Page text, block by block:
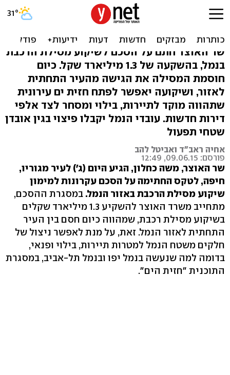
פרויקט חזית הים: עובדי נמל
שר האוצר חתם על הסכם לשיקוע מסילת הרכבת
בנמל, בהשקעה של 1.3 מיליארד שקל. כיום
חוסמת המסילה את הגישה מהעיר התחתית
לאזור, ושיקועה יאפשר לפתח חזית ים עירונית
שתהווה מוקד לתיירות, בילוי ומסחר לצד אלפי
דירות חדשות. עובדי הנמל יקבלו פיצוי בגין אובדן
שטחי תפעול
אחיה ראב"ד ואביטל להב
פורסם: 09.06.15, 12:49
שר האוצר, משה כחלון, הגיע היום (ג') לעיר מגוריו,
חיפה, לטקס החתימה על הסכם עקרונות למימון
שיקוע מסילת הרכבת באזור הנמל. במסגרת ההסכם,
מתחייב משרד האוצר להשקיע 1.3 מיליארד שקלים
בשיקוע מסילת רכבת, שמהווה כיום חסם בין העיר
התחתית לאזור הנמל. זאת, על מנת לאפשר ניצול של
חלקים משטח הנמל למטרות תיירות, בילוי ופנאי,
בדומה למה שנעשה בנמל יפו ובנמל תל-אביב, במסגרת
התוכנית "חזית הים".